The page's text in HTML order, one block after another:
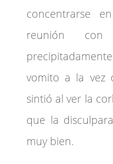
concentrarse
reunión
vomito a la vez
sintió al ver la
que la
muy bien.